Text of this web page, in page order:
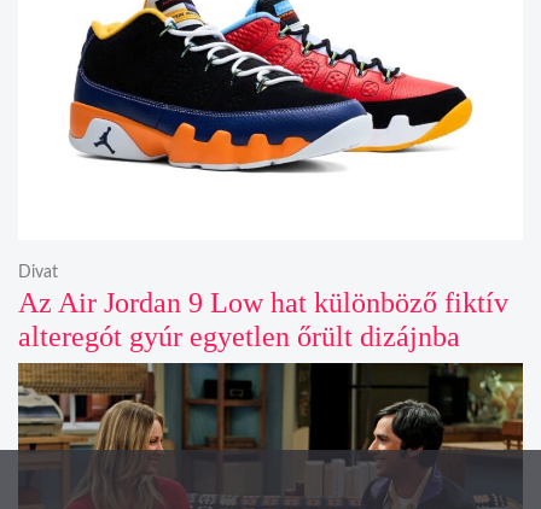
Az Air Jordan 9 Low hat különböző fiktív
alteregót gyúr egyetlen őrült dizájnba
Divat